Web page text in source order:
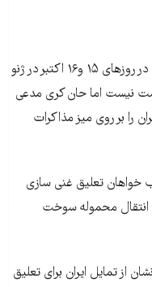
در پایان جلسه توافق شد تا ادامه گفت‌وگو‌ها در روز‌های ۱۵ و۱۶ اکتبر در ژنو
نیست اما حان کری مدعی
را بر روی میز مذاکرات
خواهان تعلیق غنی سازی
انتقال محموله سوخت
از تمایل ایران برای تعلیق